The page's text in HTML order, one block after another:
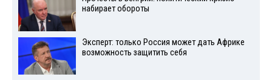
набирает обороты
Эксперт: только Россия может дать Африке
возможность защитить себя